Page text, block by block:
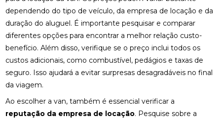
dependendo do tipo de veículo, da empresa de locação e da
duração do aluguel. É importante pesquisar e comparar
diferentes opções para encontrar a melhor relação custo-
benefício. Além disso, verifique se o preço inclui todos os
custos adicionais, como combustível, pedágios e taxas de
seguro. Isso ajudará a evitar surpresas desagradáveis no final
da viagem.
Ao escolher a van, também é essencial verificar a
reputação da empresa de locação. Pesquise sobre a